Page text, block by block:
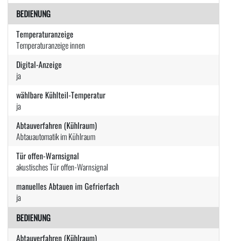
BEDIENUNG
Temperaturanzeige
Temperaturanzeige innen
Digital-Anzeige
ja
wählbare Kühlteil-Temperatur
ja
Abtauverfahren (Kühlraum)
Abtauautomatik im Kühlraum
Tür offen-Warnsignal
akustisches Tür offen-Warnsignal
manuelles Abtauen im Gefrierfach
ja
BEDIENUNG
Abtauverfahren (Kühlraum)